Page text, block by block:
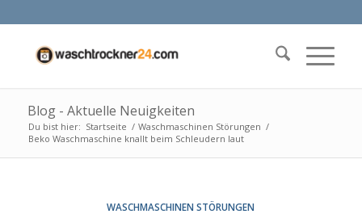
Blog - Aktuelle Neuigkeiten
Du bist hier: Startseite / Waschmaschinen Störungen /
Beko Waschmaschine knallt beim Schleudern laut
WASCHMASCHINEN STÖRUNGEN